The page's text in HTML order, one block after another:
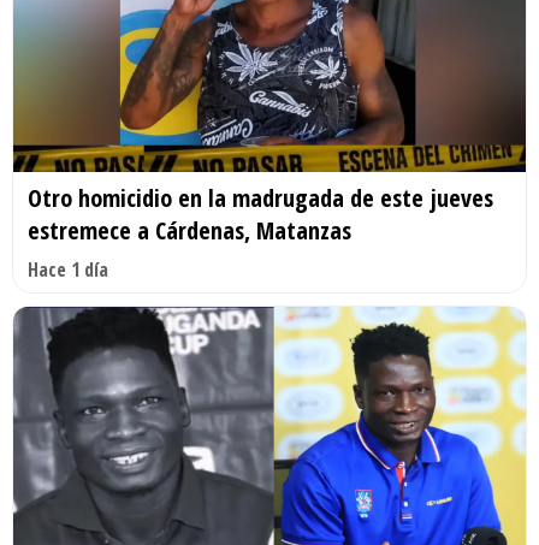
Otro homicidio en la madrugada de este jueves
estremece a Cárdenas, Matanzas
Hace 1 día